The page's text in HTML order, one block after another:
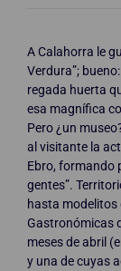
A Calahorra le
Verdura”;
regada huerta
esa magnífica
Pero ¿un
al visitante la
Ebro, formando
gentes”.
hasta
Gastronómicas
meses de abril
y una de cuyas